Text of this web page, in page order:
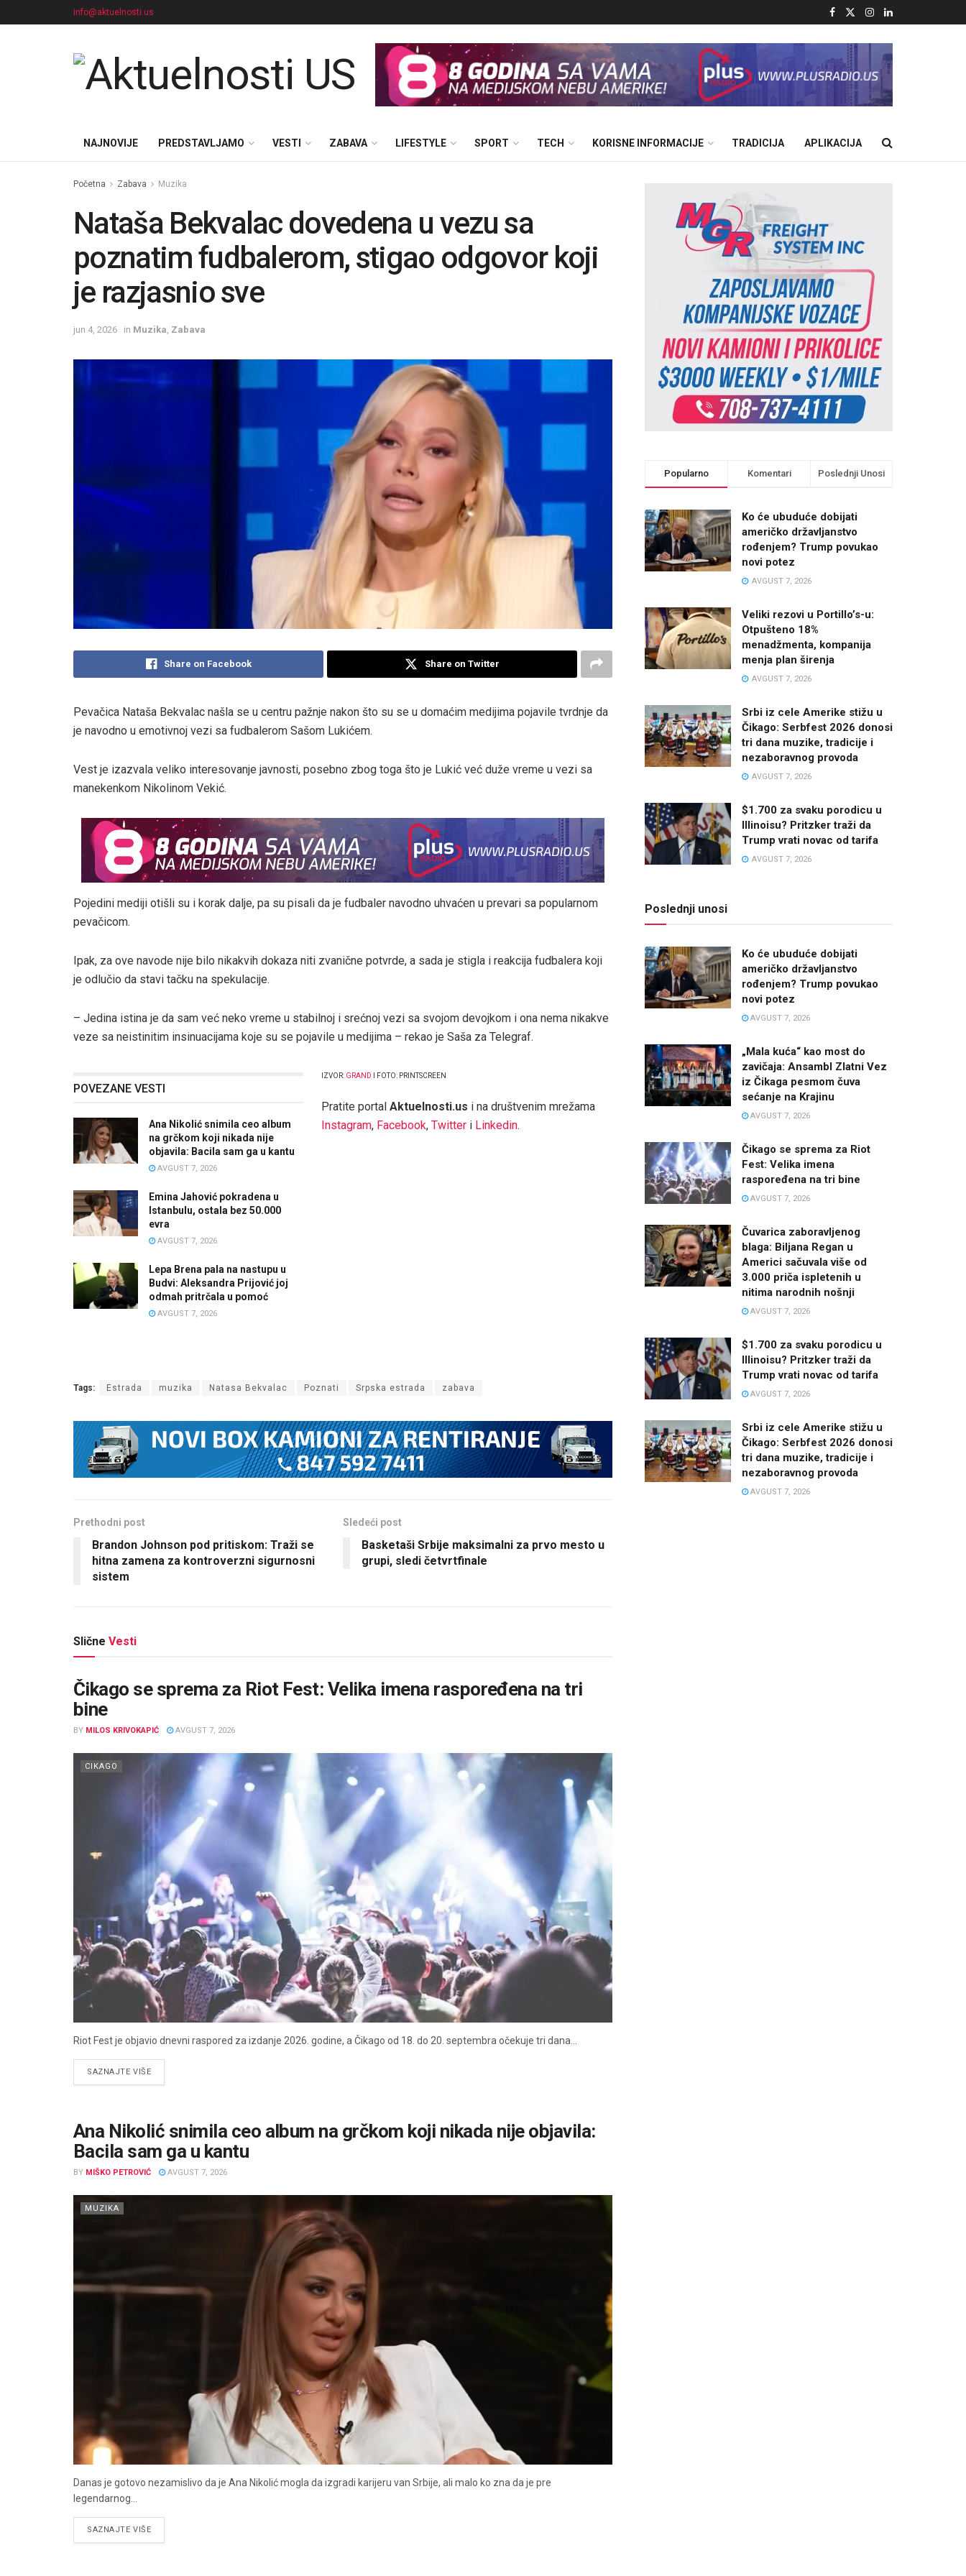
info@aktuelnosti.us
NAJNOVIJE PREDSTAVLJAMO VESTI ZABAVA LIFESTYLE SPORT TECH KORISNE INFORMACIJE TRADICIJA APLIKACIJA
Početna Zabava Muzika
Nataša Bekvalac dovedena u vezu sa
poznatim fudbalerom, stigao odgovor koji
je razjasnio sve
jun 4, 2026 in Muzika Zabava
Share on Facebook Share on Twitter
Pevačica Nataša Bekvalac našla se u centru pažnje nakon što su se u domaćim medijima pojavile tvrdnje da
je navodno u emotivnoj vezi sa fudbalerom Sašom Lukićem.
Vest je izazvala veliko interesovanje javnosti, posebno zbog toga što je Lukić već duže vreme u vezi sa
manekenkom Nikolinom Vekić.
Pojedini mediji otišli su i korak dalje, pa su pisali da je fudbaler navodno uhvaćen u prevari sa popularnom
pevačicom.
Ipak, za ove navode nije bilo nikakvih dokaza niti zvanične potvrde, a sada je stigla i reakcija fudbalera koji
je odlučio da stavi tačku na spekulacije.
– Jedina istina je da sam već neko vreme u stabilnoj i srećnoj vezi sa svojom devojkom i ona nema nikakve
veze sa neistinitim insinuacijama koje su se pojavile u medijima – rekao je Saša za Telegraf.
POVEZANE VESTI
Ana Nikolić snimila ceo album
na grčkom koji nikada nije
objavila: Bacila sam ga u kantu
AVGUST 7, 2026
Emina Jahović pokradena u
Istanbulu, ostala bez 50.000
evra
AVGUST 7, 2026
Lepa Brena pala na nastupu u
Budvi: Aleksandra Prijović joj
odmah pritrčala u pomoć
AVGUST 7, 2026
IZVOR: GRAND I FOTO: PRINTSCREEN
Pratite portal Aktuelnosti.us i na društvenim mrežama
Instagram, Facebook, Twitter i Linkedin.
Tags: Estrada muzika Natasa Bekvalac Poznati Srpska estrada zabava
Prethodni post
Brandon Johnson pod pritiskom: Traži se
hitna zamena za kontroverzni sigurnosni
sistem
Sledeći post
Basketaši Srbije maksimalni za prvo mesto u
grupi, sledi četvrtfinale
Slične Vesti
Čikago se sprema za Riot Fest: Velika imena raspoređena na tri
bine
BY MILOS KRIVOKAPIĆ AVGUST 7, 2026
CIKAGO
Riot Fest je objavio dnevni raspored za izdanje 2026. godine, a Čikago od 18. do 20. septembra očekuje tri dana...
SAZNAJTE VIŠEDETAILS
Ana Nikolić snimila ceo album na grčkom koji nikada nije objavila:
Bacila sam ga u kantu
BY MIŠKO PETROVIĆ AVGUST 7, 2026
MUZIKA
Danas je gotovo nezamislivo da je Ana Nikolić mogla da izgradi karijeru van Srbije, ali malo ko zna da je pre
legendarnog...
SAZNAJTE VIŠEDETAILS
Popularno Komentari Poslednji Unosi
Ko će ubuduće dobijati
američko državljanstvo
rođenjem? Trump povukao
novi potez
AVGUST 7, 2026
Veliki rezovi u Portillo’s-u:
Otpušteno 18%
menadžmenta, kompanija
menja plan širenja
AVGUST 7, 2026
Srbi iz cele Amerike stižu u
Čikago: Serbfest 2026 donosi
tri dana muzike, tradicije i
nezaboravnog provoda
AVGUST 7, 2026
$1.700 za svaku porodicu u
Illinoisu? Pritzker traži da
Trump vrati novac od tarifa
AVGUST 7, 2026
Poslednji unosi
Ko će ubuduće dobijati
američko državljanstvo
rođenjem? Trump povukao
novi potez
AVGUST 7, 2026
„Mala kuća“ kao most do
zavičaja: Ansambl Zlatni Vez
iz Čikaga pesmom čuva
sećanje na Krajinu
AVGUST 7, 2026
Čikago se sprema za Riot
Fest: Velika imena
raspoređena na tri bine
AVGUST 7, 2026
Čuvarica zaboravljenog
blaga: Biljana Regan u
Americi sačuvala više od
3.000 priča ispletenih u
nitima narodnih nošnji
AVGUST 7, 2026
$1.700 za svaku porodicu u
Illinoisu? Pritzker traži da
Trump vrati novac od tarifa
AVGUST 7, 2026
Srbi iz cele Amerike stižu u
Čikago: Serbfest 2026 donosi
tri dana muzike, tradicije i
nezaboravnog provoda
AVGUST 7, 2026